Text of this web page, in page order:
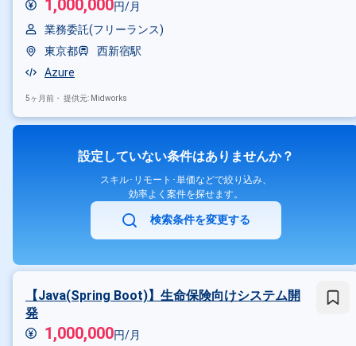
1,000,000円/月
業務委託(フリーランス)
東京都
西新宿駅
Azure
5ヶ月前・ 提供元: Midworks
設定していない条件はありませんか？
スキル･リモート･単価などで絞り込み、
効率よく案件を探せます。
検索条件を変更する
【Java(Spring Boot)】生命保険向けシステム開
発
1,000,000円/月